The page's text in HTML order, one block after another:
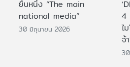
ยืนหนึ่ง “The main
national media”
30 มิถุนายน 2026
4
ไ
จ้